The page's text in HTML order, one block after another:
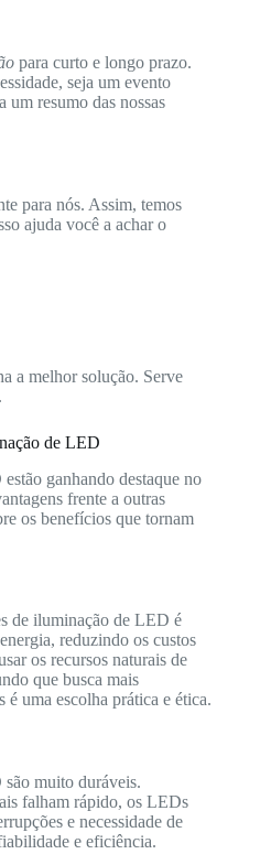
para curto e longo prazo.
seja um evento
resumo das nossas
para nós. Assim, temos
ajuda você a achar o
a melhor solução. Serve
de LED
ganhando destaque no
frente a outras
os benefícios que tornam
de iluminação de LED é
reduzindo os custos
os recursos naturais de
que busca mais
uma escolha prática e ética.
muito duráveis.
falham rápido, os LEDs
e necessidade de
e eficiência.